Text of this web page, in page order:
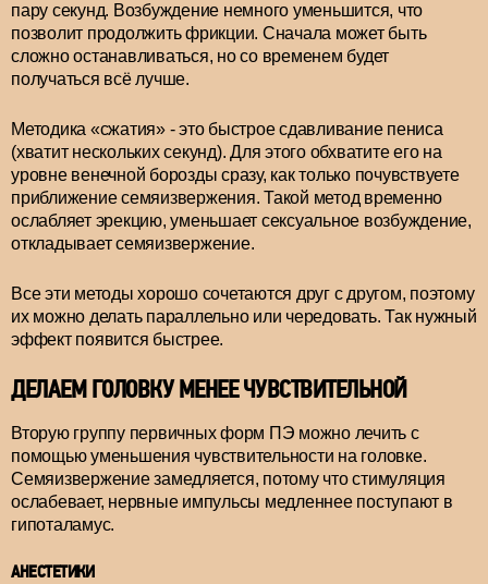
пару секунд. Возбуждение немного уменьшится, что
позволит продолжить фрикции. Сначала может быть
сложно останавливаться, но со временем будет
получаться всё лучше.
Методика «сжатия» - это быстрое сдавливание пениса
(хватит нескольких секунд). Для этого обхватите его на
уровне венечной борозды сразу, как только почувствуете
приближение семяизвержения. Такой метод временно
ослабляет эрекцию, уменьшает сексуальное возбуждение,
откладывает семяизвержение.
Все эти методы хорошо сочетаются друг с другом, поэтому
их можно делать параллельно или чередовать. Так нужный
эффект появится быстрее.
ДЕЛАЕМ ГОЛОВКУ МЕНЕЕ ЧУВСТВИТЕЛЬНОЙ
Вторую группу первичных форм ПЭ можно лечить с
помощью уменьшения чувствительности на головке.
Семяизвержение замедляется, потому что стимуляция
ослабевает, нервные импульсы медленнее поступают в
гипоталамус.
АНЕСТЕТИКИ